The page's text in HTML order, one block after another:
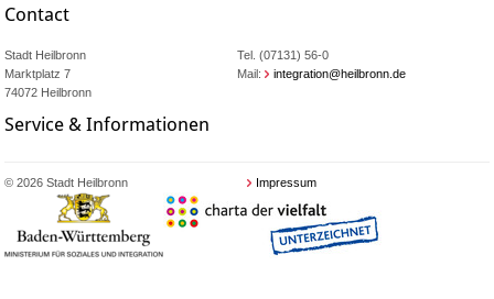
Contact
Stadt Heilbronn
Marktplatz 7
74072 Heilbronn
Tel. (07131) 56-0
Mail:
integration@heilbronn.de
Service & Informationen
© 2026 Stadt Heilbronn Impressum